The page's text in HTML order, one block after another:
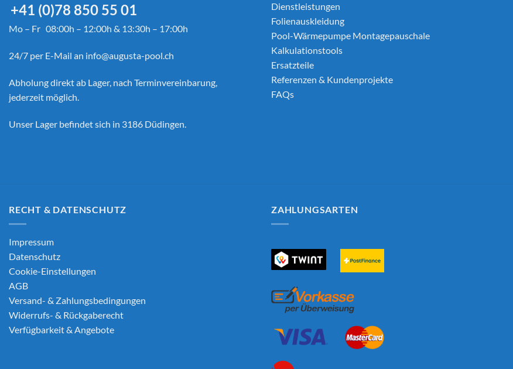
+41 (0)78 850 55 01
Mo – Fr 08:00h – 12:00h & 13:30h – 17:00h
24/7 per E-Mail an info@augusta-pool.ch
Abholung direkt ab Lager, nach Terminvereinbarung,
jederzeit möglich.
Unser Lager befindet sich in 3186 Düdingen.
Dienstleistungen
Folienauskleidung
Pool-Wärmepumpe Montagepauschale
Kalkulationstools
Ersatzteile
Referenzen & Kundenprojekte
FAQs
RECHT & DATENSCHUTZ
Impressum
Datenschutz
Cookie-Einstellungen
AGB
Versand- & Zahlungsbedingungen
Widerrufs- & Rückgaberecht
Verfügbarkeit & Angebote
ZAHLUNGSARTEN